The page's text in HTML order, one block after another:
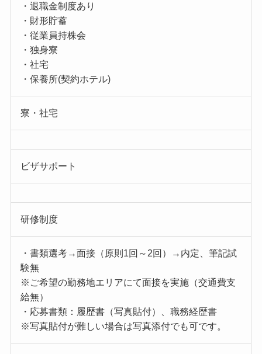
・退職金制度あり
・財形貯蓄
・従業員持株会
・独身寮
・社宅
・保養所(契約ホテル)
寮・社宅
ビザサポート
研修制度
・書類選考→面接（原則1回～2回）→内定、筆記試
験無
※ご希望の勤務地エリアにて面接を実施（交通費支
給無）
・応募書類：履歴書（写真貼付）、職務経歴書
※写真貼付が難しい場合は写真添付でも可です。